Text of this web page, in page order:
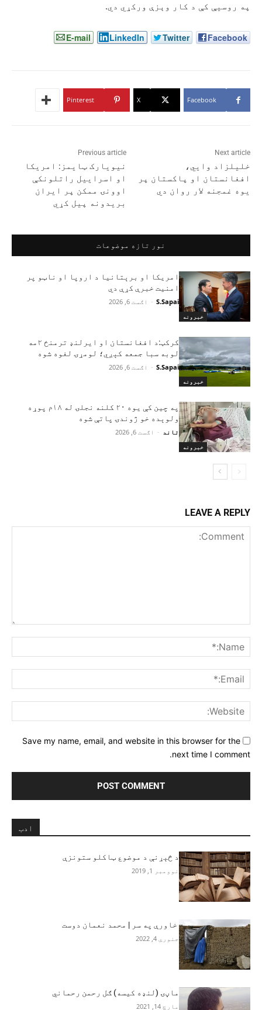
په روسیې کې د کار وېزې ورکړي دي.
Facebook
Twitter
LinkedIn
E-mail
Facebook
X
Pinterest
Previous article
نیویارک ټایمز: امریکا
او اسراییل راتلونکې
اوونۍ ممکن پر ایران
بریدونه پیل کړي
Next article
خلیلزاد وايي،
افغانستان او پاکستان پر
یوه غمجنه لار روان دي
نور تازه موضوعات
خبرونه
امریکا او برېتانیا د اروپا او ناټو پر
امنیت خبرې کړې دي
S.Sapai
- اګست 6, 2026
خبرونه
کرکټ:د افغانستان او ایرلنډ ترمنځ ۲مه
لوبه سبا جمعه کېږي؛ لومړۍ لغوه شوه
S.Sapai
- اګست 6, 2026
خبرونه
په چین کې یوه ۲۰ کلنه نجلۍ له ۱۸م پوړه
ولوېده خو ژوندۍ پاتې شوه
تاند - اګست 6, 2026
LEAVE A REPLY
Save my name, email, and website in this browser for the
next time I comment.
ادب
د څېړنې د موضوع ټاکلو ستونزې
نوومبر 1, 2019
خاورې په سر | محمد نعمان دوست
جنوري 4, 2022
ماڼۍ (لنډه کیسه) ګل رحمن رحماني
مارچ 14, 2021